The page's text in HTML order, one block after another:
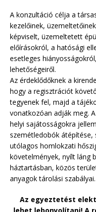
A konzultáció célja a
kezelőinek,
képviselt, üzemeltetett
előírásokról, a hatósági
esetleges
lehetőségeiről.
Az érdeklődőknek a
hogy a regisztrációt
tegyenek fel, majd a
vonatkozóan adják meg.
helyi sajátosságokra
szemétledobók átépítése,
utólagos homlokzati
követelmények, nyílt láng
háztartásban, közös
anyagok tárolási szabályai.
Az egyeztetést
lehet lebonyolítani! A